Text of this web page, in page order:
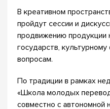
В креативном
пройдут сессии и
продвижению продукции
государств,
вопросам.
По традиции в рамках
«Школа молодых
совместно с автономной